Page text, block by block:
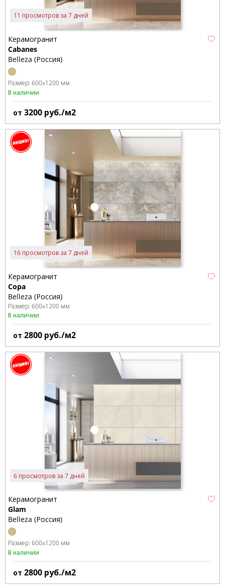
11 просмотров за 7 дней
Керамогранит
Cabanes
Belleza (Россия)
Размер: 600x1200 мм
В наличии
от 3200 руб./м2
16 просмотров за 7 дней
Керамогранит
Copa
Belleza (Россия)
Размер: 600x1200 мм
В наличии
от 2800 руб./м2
6 просмотров за 7 дней
Керамогранит
Glam
Belleza (Россия)
Размер: 600x1200 мм
В наличии
от 2800 руб./м2